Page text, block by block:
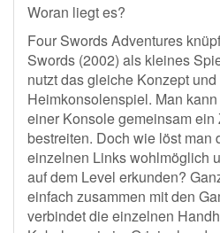
Woran liegt es?
Four Swords Adventures
Swords (2002) als kleines
nutzt das gleiche Konzept
Heimkonsolenspiel. Man
einer Konsole gemeinsam
bestreiten. Doch wie löst man
einzelnen Links wohlmöglich
auf dem Level erkunden?
einfach zusammen mit den
verbindet die einzelnen